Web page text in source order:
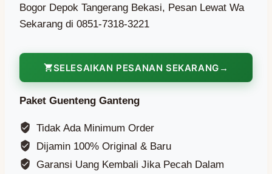
Bogor Depok Tangerang Bekasi, Pesan Lewat Wa
Sekarang di 0851-7318-3221
SELESAIKAN PESANAN SEKARANG
Paket Guenteng Ganteng
Tidak Ada Minimum Order
Dijamin 100% Original & Baru
Garansi Uang Kembali Jika Pecah Dalam